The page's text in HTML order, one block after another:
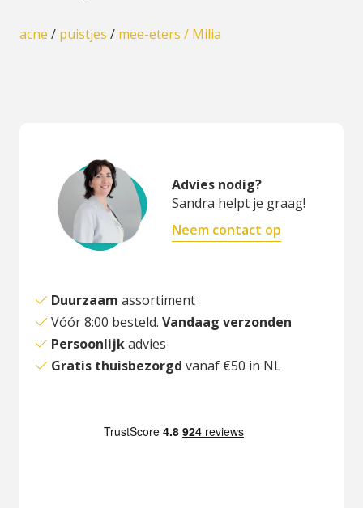
acne / puistjes / mee-eters / Milia
Advies nodig?
Sandra helpt je graag!
Neem contact op
Duurzaam assortiment
Vóór 8:00 besteld. Vandaag verzonden
Persoonlijkadvies
Gratis thuisbezorgd vanaf €50 in NL